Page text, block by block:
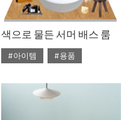
색으로 물든 서머 배스 룸
#아이템
#용품
#7월호 스타일